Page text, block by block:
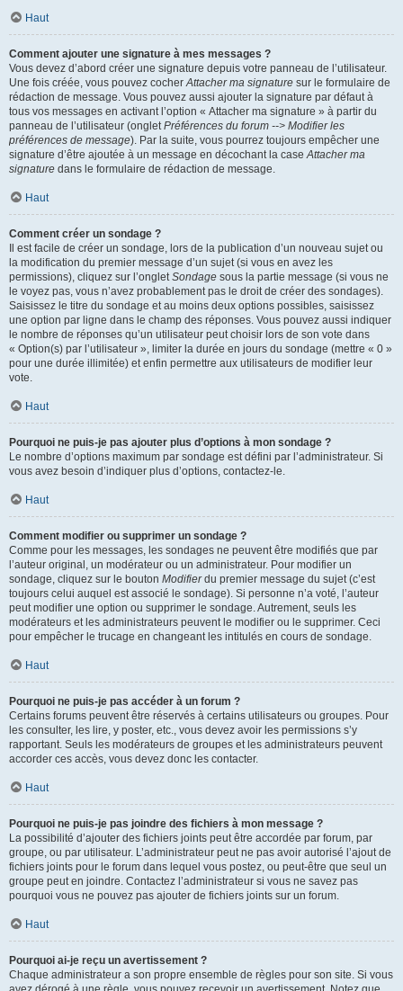
Haut
Comment ajouter une signature à mes messages ?
Vous devez d’abord créer une signature depuis votre panneau de l’utilisateur.
Une fois créée, vous pouvez cocherAttacher ma signature sur le formulaire de
rédaction de message. Vous pouvez aussi ajouter la signature par défaut à
tous vos messages en activant l’option « Attacher ma signature » à partir du
panneau de l’utilisateur (ongletPréférences du forum --> Modifier les
préférences de message). Par la suite, vous pourrez toujours empêcher une
signature d’être ajoutée à un message en décochant la caseAttacher ma
signature dans le formulaire de rédaction de message.
Haut
Comment créer un sondage ?
Il est facile de créer un sondage, lors de la publication d’un nouveau sujet ou
la modification du premier message d’un sujet (si vous en avez les
permissions), cliquez sur l’ongletSondage sous la partie message (si vous ne
le voyez pas, vous n’avez probablement pas le droit de créer des sondages).
Saisissez le titre du sondage et au moins deux options possibles, saisissez
une option par ligne dans le champ des réponses. Vous pouvez aussi indiquer
le nombre de réponses qu’un utilisateur peut choisir lors de son vote dans
« Option(s) par l’utilisateur », limiter la durée en jours du sondage (mettre « 0 »
pour une durée illimitée) et enfin permettre aux utilisateurs de modifier leur
vote.
Haut
Pourquoi ne puis-je pas ajouter plus d’options à mon sondage ?
Le nombre d’options maximum par sondage est défini par l’administrateur. Si
vous avez besoin d’indiquer plus d’options, contactez-le.
Haut
Comment modifier ou supprimer un sondage ?
Comme pour les messages, les sondages ne peuvent être modifiés que par
l’auteur original, un modérateur ou un administrateur. Pour modifier un
sondage, cliquez sur le bouton Modifierdu premier message du sujet (c’est
toujours celui auquel est associé le sondage). Si personne n’a voté, l’auteur
peut modifier une option ou supprimer le sondage. Autrement, seuls les
modérateurs et les administrateurs peuvent le modifier ou le supprimer. Ceci
pour empêcher le trucage en changeant les intitulés en cours de sondage.
Haut
Pourquoi ne puis-je pas accéder à un forum ?
Certains forums peuvent être réservés à certains utilisateurs ou groupes. Pour
les consulter, les lire, y poster, etc., vous devez avoir les permissions s’y
rapportant. Seuls les modérateurs de groupes et les administrateurs peuvent
accorder ces accès, vous devez donc les contacter.
Haut
Pourquoi ne puis-je pas joindre des fichiers à mon message ?
La possibilité d’ajouter des fichiers joints peut être accordée par forum, par
groupe, ou par utilisateur. L’administrateur peut ne pas avoir autorisé l’ajout de
fichiers joints pour le forum dans lequel vous postez, ou peut-être que seul un
groupe peut en joindre. Contactez l’administrateur si vous ne savez pas
pourquoi vous ne pouvez pas ajouter de fichiers joints sur un forum.
Haut
Pourquoi ai-je reçu un avertissement ?
Chaque administrateur a son propre ensemble de règles pour son site. Si vous